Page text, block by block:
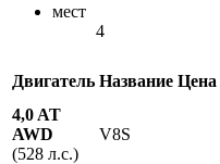
мест
4
Двигатель Название Цена
4,0 AT
AWD
(528 л.с.)
V8S